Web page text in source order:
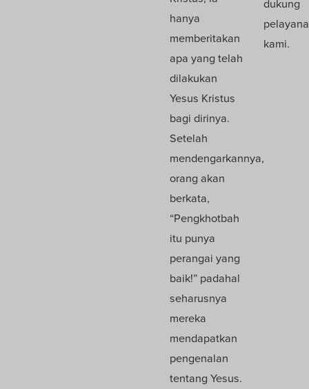
hanya
memberitakan
apa yang telah
dilakukan
Yesus Kristus
bagi dirinya.
Setelah
mendengarkannya,
orang akan
berkata,
“Pengkhotbah
itu punya
perangai yang
baik!” padahal
seharusnya
mereka
mendapatkan
pengenalan
tentang Yesus.
kami.